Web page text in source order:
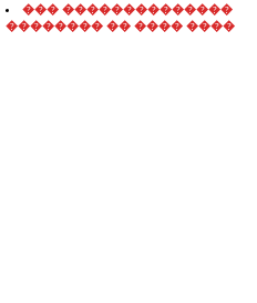
��� ��������������
�������� �� ���� ����